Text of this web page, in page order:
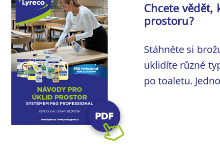
Chcete
prostoru?
Stáhněte si
uklidíte různé
po toaletu.